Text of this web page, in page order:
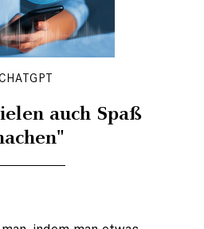
auch Spaß